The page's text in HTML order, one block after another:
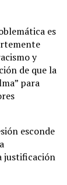
es
y
de que la
para
esconde
justificación